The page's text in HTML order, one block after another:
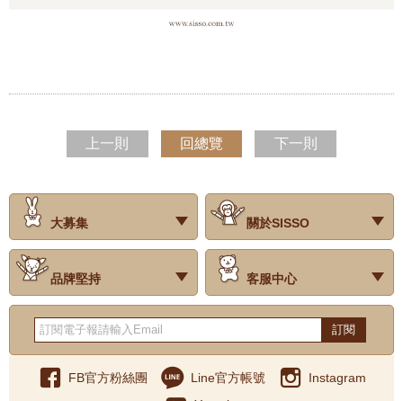
上一則 回總覽 下一則
大募集
‧試用評價
關於SISSO
‧公司簡介
‧品牌故事
‧會員辨法
‧最新消息
‧門市據點
‧公益捐款
品牌堅持
‧關於有機棉
‧有機棉製品洗滌方式
‧Baby搭配小常識
‧品牌堅持
‧國際認證
客服中心
‧常見問題
‧客服信箱
‧購物說明
‧訂單查詢
‧網站導覽
‧得獎名單
‧隱私權聲明
‧版權聲明
‧海外配送服務
‧反詐騙宣導
‧紅利點數說明
訂閱
FB官方粉絲團 Line官方帳號
Instagram